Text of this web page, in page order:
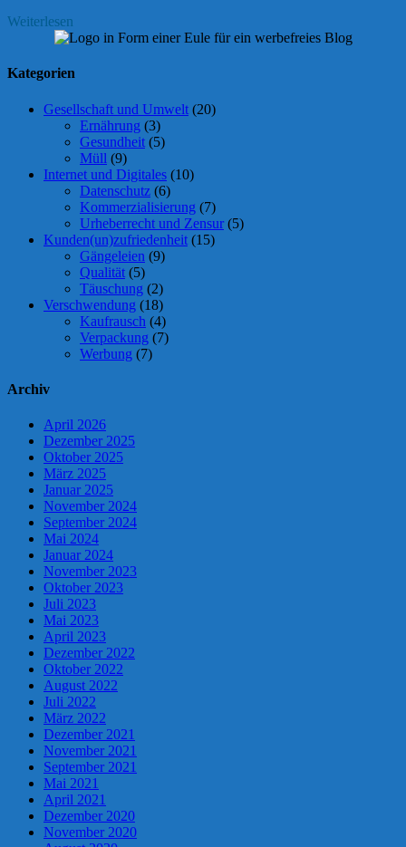
Weiterlesen
Kategorien
Gesellschaft und Umwelt (20)
Ernährung (3)
Gesundheit (5)
Müll (9)
Internet und Digitales (10)
Datenschutz (6)
Kommerzialisierung (7)
Urheberrecht und Zensur (5)
Kunden(un)zufriedenheit (15)
Gängeleien (9)
Qualität (5)
Täuschung (2)
Verschwendung (18)
Kaufrausch (4)
Verpackung (7)
Werbung (7)
Archiv
April 2026
Dezember 2025
Oktober 2025
März 2025
Januar 2025
November 2024
September 2024
Mai 2024
Januar 2024
November 2023
Oktober 2023
Juli 2023
Mai 2023
April 2023
Dezember 2022
Oktober 2022
August 2022
Juli 2022
März 2022
Dezember 2021
November 2021
September 2021
Mai 2021
April 2021
Dezember 2020
November 2020